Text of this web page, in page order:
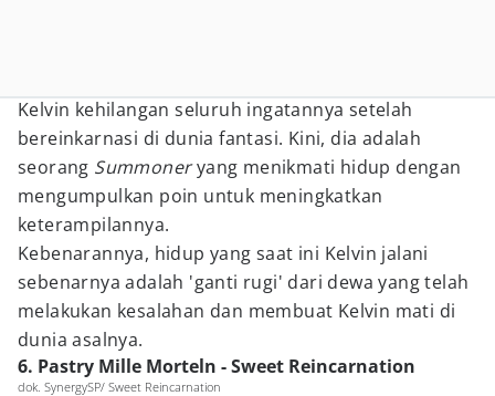
Kelvin kehilangan seluruh ingatannya setelah
bereinkarnasi di dunia fantasi. Kini, dia adalah
seorang Summoneryang menikmati hidup dengan
mengumpulkan poin untuk meningkatkan
keterampilannya.
Kebenarannya, hidup yang saat ini Kelvin jalani
sebenarnya adalah 'ganti rugi' dari dewa yang telah
melakukan kesalahan dan membuat Kelvin mati di
dunia asalnya.
6. Pastry Mille Morteln - Sweet Reincarnation
dok. SynergySP/ Sweet Reincarnation